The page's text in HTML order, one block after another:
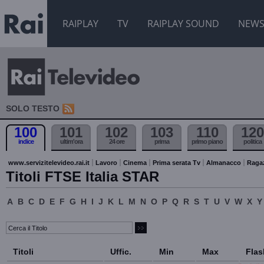
RAIPLAY TV RAIPLAY SOUND NEWS
SOLO TESTO
100
indice
101
ultim'ora
102
24 ore
103
prima
110
primo piano
120
politica
www.servizitelevideo.rai.it Lavoro Cinema Prima serata Tv Almanacco
Titoli FTSE Italia STAR
A B C D E F G H I J K L M N O P Q R S T U V W X Y
Titoli Uffic. Min Max